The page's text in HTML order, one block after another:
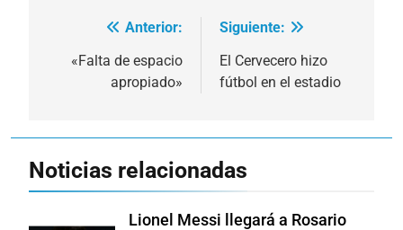
Navegación
entradas
Anterior:
«Falta de espacio
apropiado»
Siguiente:
El Cervecero hizo
fútbol en el estadio
Noticias relacionadas
Lionel Messi llegará a Rosario